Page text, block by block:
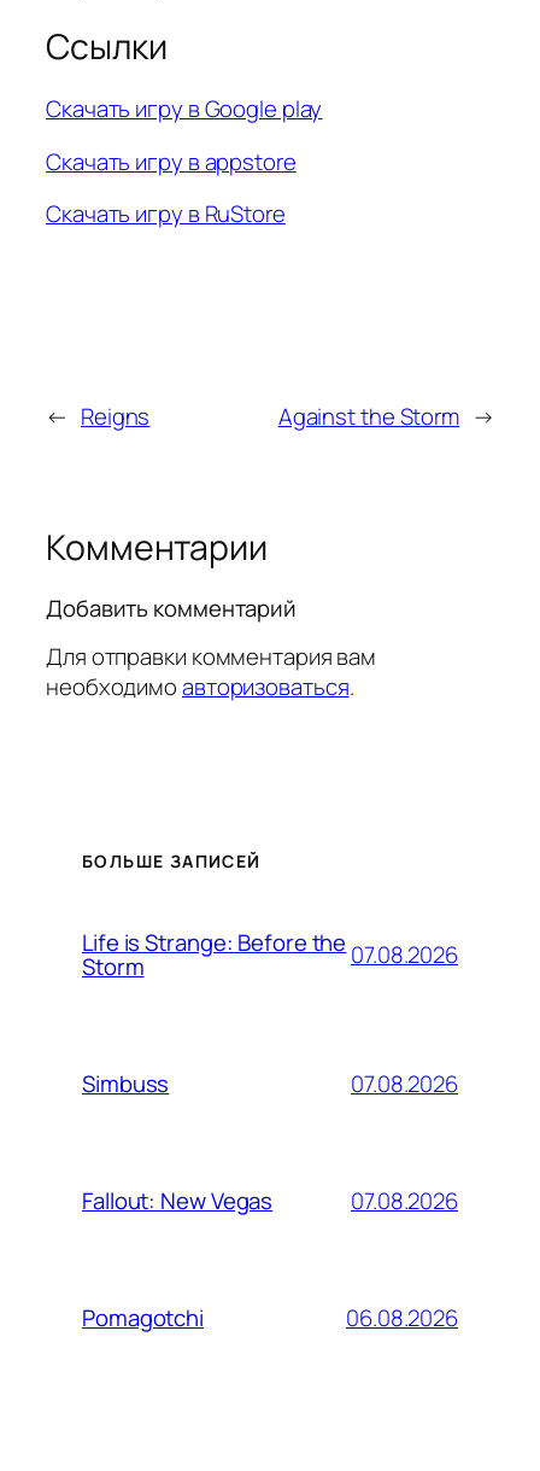
Ссылки
Скачать игру в Google play
Скачать игру в appstore
Скачать игру в RuStore
← Reigns Against the Storm →
Комментарии
Добавить комментарий
Для отправки комментария вам
необходимоавторизоваться.
БОЛЬШЕ ЗАПИСЕЙ
Life is Strange: Before the
Storm 07.08.2026
Simbuss 07.08.2026
Fallout: New Vegas 07.08.2026
Pomagotchi 06.08.2026